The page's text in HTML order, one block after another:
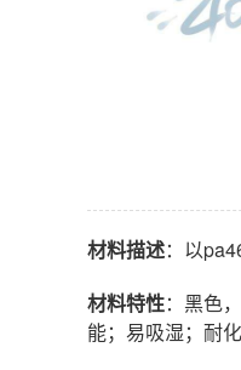
材料描述：以
材料特性：黑色
能；易吸湿；耐